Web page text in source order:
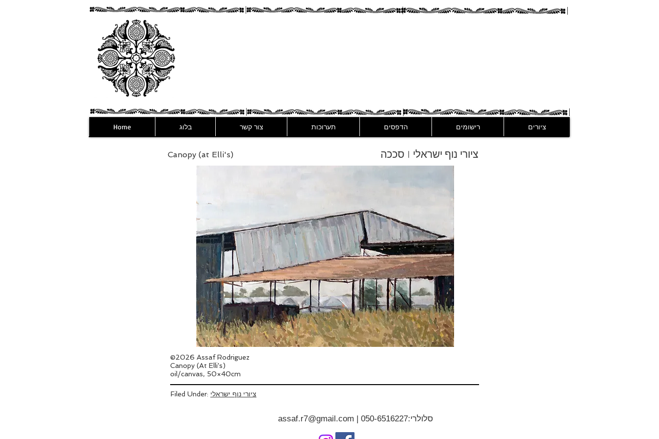
Home בלוג צור קשר תערוכות הדפסים רישומים ציורים
Canopy (at Elli's) ציורי נוף ישראלי | סככה
©2026 Assaf Rodriguez
Canopy (At Elli's)
oil/canvas, 50×40cm
Filed Under: ציורי נוף ישראלי
סלולרי:050-6516227
|
assaf.r7@gmail.com